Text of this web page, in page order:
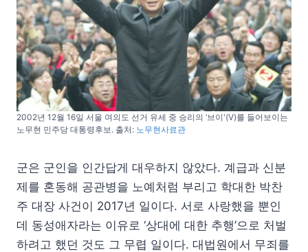
2002년 12월 16일 서울 여의도 선거 유세 중 승리의 ‘브이'(V)를 들어보이는
노무현 민주당 대통령후보. 출처: 노무현사료관
군은 군인을 인간답게 대우하지 않았다. 계급과 신분
제를 혼동해 공관병을 노예처럼 부리고 학대한 박찬
주 대장 사건이 2017년 일이다. 서로 사랑했을 뿐인
데 동성애자라는 이유로 ‘상대에 대한 추행’으로 처벌
하려고 했던 것도 그 무렵 일이다. 대법원에서 무죄를